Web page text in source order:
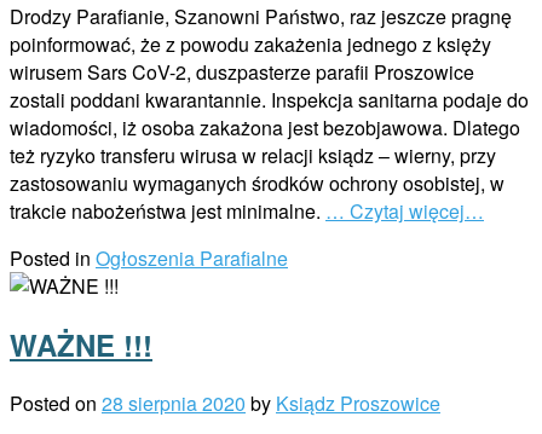
Drodzy Parafianie, Szanowni Państwo, raz jeszcze pragnę
poinformować, że z powodu zakażenia jednego z księży
wirusem Sars CoV-2, duszpasterze parafii Proszowice
zostali poddani kwarantannie. Inspekcja sanitarna podaje do
wiadomości, iż osoba zakażona jest bezobjawowa. Dlatego
też ryzyko transferu wirusa w relacji ksiądz – wierny, przy
zastosowaniu wymaganych środków ochrony osobistej, w
trakcie nabożeństwa jest minimalne. … Czytaj więcej…
Posted in Ogłoszenia Parafialne
WAŻNE !!!
Posted on 28 sierpnia 2020 by Ksiądz Proszowice